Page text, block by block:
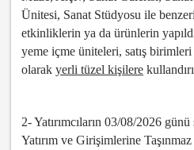
Ünitesi, Sanat Stüdyosu ile
etkinliklerin ya da ürünlerin
yeme içme üniteleri, satış
olarakyerli tüzel kişilere
2- Yatırımcıların 03/08/2026
Yatırım ve Girişimlerine